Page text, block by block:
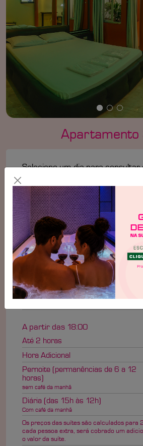
Apartamento
Selecione um dia para consultar
Valores válidos paraSexta-Feira,
Tempo
Até às 17:59
Até 2 horas
Hora Adicional
Pernoite (permanências de 6 a 12
horas)
A partir das 18:00
Até 2 horas
Hora Adicional
Pernoite (permanências de 6 a 12
horas)
sem café da manhã
Diária (das 15h às 12h)
Com café da manhã
Os preços das suítes são calculados para
cada pessoa extra, será cobrado um
o valor da suíte.